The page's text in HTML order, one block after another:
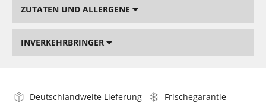
ZUTATEN UND ALLERGENE
INVERKEHRBRINGER
Deutschlandweite Lieferung
Frischegarantie